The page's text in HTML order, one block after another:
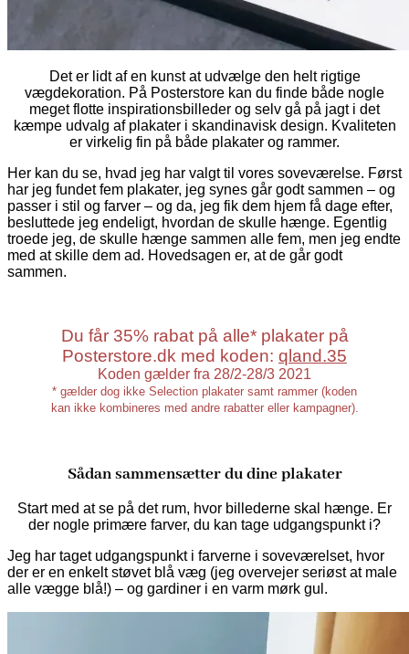
Det er lidt af en kunst at udvælge den helt rigtige
vægdekoration. På Posterstore kan du finde både nogle
meget flotte inspirationsbilleder og selv gå på jagt i det
kæmpe udvalg af plakater i skandinavisk design. Kvaliteten
er virkelig fin på både plakater og rammer.
Her kan du se, hvad jeg har valgt til vores soveværelse. Først
har jeg fundet fem plakater, jeg synes går godt sammen – og
passer i stil og farver – og da, jeg fik dem hjem få dage efter,
besluttede jeg endeligt, hvordan de skulle hænge. Egentlig
troede jeg, de skulle hænge sammen alle fem, men jeg endte
med at skille dem ad. Hovedsagen er, at de går godt
sammen.
Du får 35% rabat på alle* plakater på
Posterstore.dk med koden: qland.35
Koden gælder fra 28/2-28/3 2021
* gælder dog ikke Selection plakater samt rammer (koden
kan ikke kombineres med andre rabatter eller kampagner).
Sådan sammensætter du dine plakater
Start med at se på det rum, hvor billederne skal hænge. Er
der nogle primære farver, du kan tage udgangspunkt i?
Jeg har taget udgangspunkt i farverne i soveværelset, hvor
der er en enkelt støvet blå væg (jeg overvejer seriøst at male
alle vægge blå!) – og gardiner i en varm mørk gul.